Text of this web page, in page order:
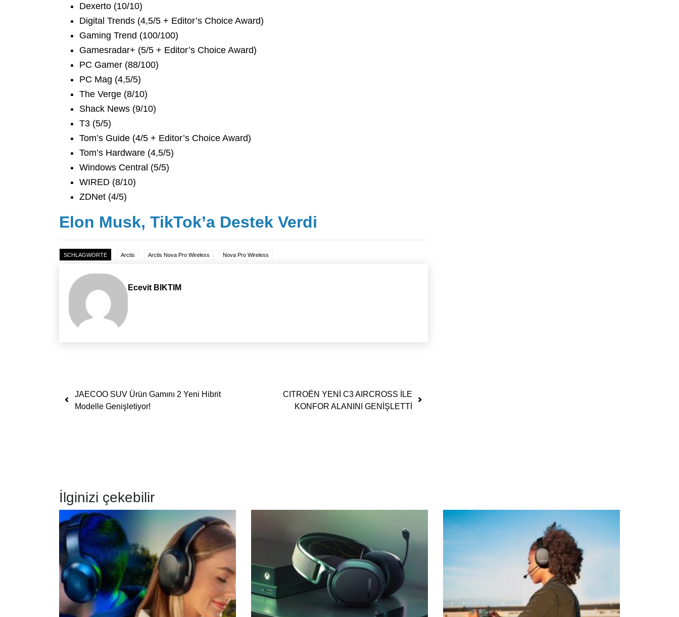
Dexerto (10/10)
Digital Trends (4,5/5 + Editor’s Choice Award)
Gaming Trend (100/100)
Gamesradar+ (5/5 + Editor’s Choice Award)
PC Gamer (88/100)
PC Mag (4,5/5)
The Verge (8/10)
Shack News (9/10)
T3 (5/5)
Tom’s Guide (4/5 + Editor’s Choice Award)
Tom’s Hardware (4,5/5)
Windows Central (5/5)
WIRED (8/10)
ZDNet (4/5)
Elon Musk, TikTok’a Destek Verdi
SCHLAGWORTE Arctis Arctis Nova Pro Wireless Nova Pro Wireless
Ecevit BIKTIM
Yazı dolaşımı
JAECOO SUV Ürün Gamını 2 Yeni Hibrit
Modelle Genişletiyor!
CITROËN YENİ C3 AIRCROSS İLE
KONFOR ALANINI GENİŞLETTİ
İlginizi çekebilir